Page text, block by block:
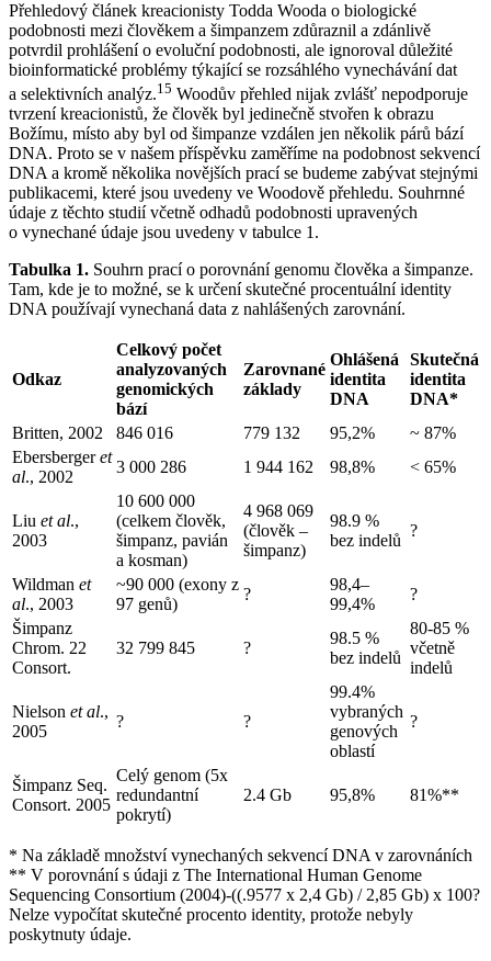
Přehledový článek kreacionisty Todda Wooda o biologické
podobnosti mezi člověkem a šimpanzem zdůraznil a zdánlivě
potvrdil prohlášení o evoluční podobnosti, ale ignoroval důležité
bioinformatické problémy týkající se rozsáhlého vynechávání dat
a selektivních analýz.15 Woodův přehled nijak zvlášť nepodporuje
tvrzení kreacionistů, že člověk byl jedinečně stvořen k obrazu
Božímu, místo aby byl od šimpanze vzdálen jen několik párů bází
DNA. Proto se v našem příspěvku zaměříme na podobnost sekvencí
DNA a kromě několika novějších prací se budeme zabývat stejnými
publikacemi, které jsou uvedeny ve Woodově přehledu. Souhrnné
údaje z těchto studií včetně odhadů podobnosti upravených
o vynechané údaje jsou uvedeny v tabulce 1.
Tabulka 1. Souhrn prací o porovnání genomu člověka a šimpanze.
Tam, kde je to možné, se k určení skutečné procentuální identity
DNA používají vynechaná data z nahlášených zarovnání.
Odkaz
Celkový počet
analyzovaných
genomických
bází
Zarovnané
základy
Ohlášená
identita
DNA
Skutečná
identita
DNA*
Britten, 2002
846 016 779 132 95,2%
~ 87%
Ebersbergeret
al., 2002
3 000 286 1 944 162 98,8% < 65%
Liu et al.,
2003
10 600 000
(celkem člověk,
šimpanz, pavián
a kosman)
4 968 069
(člověk –
šimpanz)
98.9 %
bez indelů
?
Wildman et
al., 2003
~90 000 (exony z
97 genů)
?
98,4–
99,4%
?
Šimpanz
Chrom. 22
Consort.
32 799 845 ?
98.5 %
bez indelů
80-85 %
včetně
indelů
Nielson et al.,
2005
? ?
99.4%
vybraných
genových
oblastí
?
Šimpanz Seq.
Consort. 2005
Celý genom (5x
redundantní
pokrytí)
2.4 Gb 95,8% 81%**
* Na základě množství vynechaných sekvencí DNA v zarovnáních
** V porovnání s údaji z The International Human Genome
Sequencing Consortium (2004)-((.9577 x 2,4 Gb) / 2,85 Gb) x 100?
Nelze vypočítat skutečné procento identity, protože nebyly
poskytnuty údaje.